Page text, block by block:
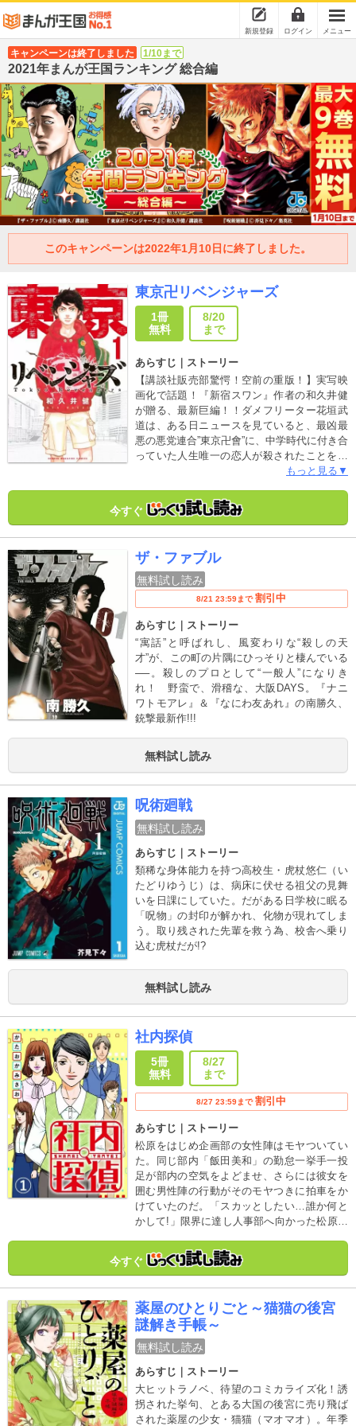
新規登録 ログイン メニュー
キャンペーンは終了しました 1/10まで
2021年まんが王国ランキング 総合編
このキャンペーンは2022年1月10日に終了しました。
東京卍リベンジャーズ
1冊
無料
8/20
まで
あらすじ｜ストーリー
【講談社販売部驚愕！空前の重版！】実写映
画化で話題！『新宿スワン』作者の和久井健
が贈る、最新巨編！！ダメフリーター花垣武
道は、ある日ニュースを見ていると、最凶最
悪の悪党連合”東京卍會”に、中学時代に付き合
っていた人生唯一の恋人が殺されたことを知
る。壁の薄いボロアパートに住み、レンタル
き使われる日々。人生のピークは確実に彼女
がいた中学時代だけだった……。そんなどん
自分を変えるため、人生のリベンジを開始す
る！！【各方面から称賛の声！！】2017年の
新連載で1番売れたサスペンス漫画！＆2017
年の新連載で1番売れたタイムリープ漫画！！
LINEマンガ総合ランキング1位獲得！！ホリ
エモンが選ぶ今読むべき漫画11選ノミネー
ト!!鈴木達央 VS. 島崎信長!? 一人三役で熱い
掛け合いをした最新PVがYoutubeで公開
中！！「鈴木達央 島崎信長 東卍」で検
索！！
もっと見る▼
今すぐ
ザ・ファブル
無料試し読み
8/21 23:59まで 割引中
あらすじ｜ストーリー
“寓話”と呼ばれし、風変わりな“殺しの天
才”が、この町の片隅にひっそりと棲んでいる
──。殺しのプロとして“一般人”になりき
れ！ 野蛮で、滑稽な、大阪DAYS。『ナニ
ワトモアレ』＆『なにわ友あれ』の南勝久、
銃撃最新作!!!
無料試し読み
呪術廻戦
無料試し読み
あらすじ｜ストーリー
類稀な身体能力を持つ高校生・虎杖悠仁（い
たどりゆうじ）は、病床に伏せる祖父の見舞
いを日課にしていた。だがある日学校に眠る
「呪物」の封印が解かれ、化物が現れてしま
う。取り残された先輩を救う為、校舎へ乗り
込む虎杖だが!?
無料試し読み
社内探偵
5冊
無料
8/27
まで
8/27 23:59まで 割引中
あらすじ｜ストーリー
松原をはじめ企画部の女性陣はモヤついてい
た。同じ部内「飯田美和」の勤怠一挙手一投
足が部内の空気をよどませ、さらには彼女を
囲む男性陣の行動がそのモヤつきに拍車をか
けていたのだ。「スカッとしたい…誰か何と
かして!」限界に達し人事部へ向かった松原を
しゃべる女性…”社内探偵”こと「久我ありさ」
だった―。
今すぐ
薬屋のひとりごと～猫猫の後宮
謎解き手帳～
無料試し読み
あらすじ｜ストーリー
大ヒットラノベ、待望のコミカライズ化！誘
拐された挙句、とある大国の後宮に売り飛ば
された薬屋の少女・猫猫（マオマオ）。年季